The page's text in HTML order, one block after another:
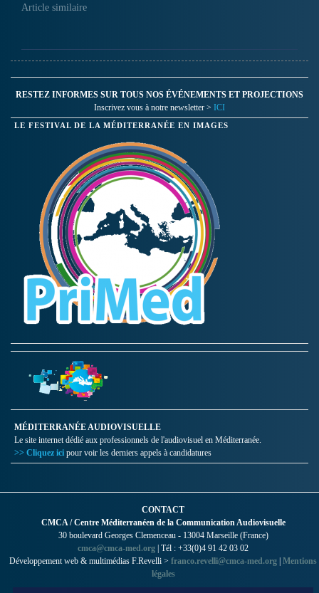
Article similaire
RESTEZ INFORMES SUR TOUS NOS ÉVÉNEMENTS ET PROJECTIONS
Inscrivez vous à notre newsletter > ICI
LE FESTIVAL DE LA MÉDITERRANÉE EN IMAGES
MÉDITERRANÉE AUDIOVISUELLE
Le site internet dédié aux professionnels de l'audiovisuel en Méditerranée.
>> Cliquez ici pour voir les derniers appels à candidatures
CONTACT
CMCA / Centre Méditerranéen de la Communication Audiovisuelle
30 boulevard Georges Clemenceau - 13004 Marseille (France)
cmca@cmca-med.org | Tél : +33(0)4 91 42 03 02
Développement web & multimédias F.Revelli > franco.revelli@cmca-med.org | Mentions
légales